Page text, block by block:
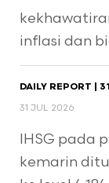
inflasi dan
DAILY REPORT |
31 JUL 2026
IHSG pada
kemarin